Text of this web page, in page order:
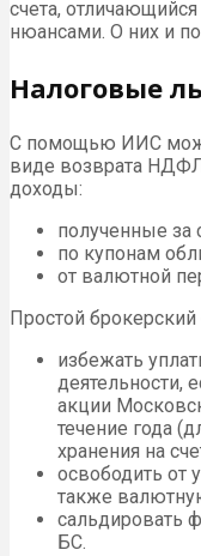
счета,
нюансами. О них и
Налоговые
С помощью ИИС
виде возврата
доходы:
полученные за
по купонам
от валютной
Простой брокерский
избежать
деятельности,
акции
течение года
хранения на
освободить от
также
сальдировать
БС.